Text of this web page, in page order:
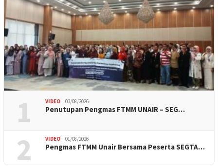
1 VIDEO 03/08/2026
Penutupan Pengmas FTMM UNAIR – SEG…
2 VIDEO 01/08/2026
Pengmas FTMM Unair Bersama Peserta SEGTA…